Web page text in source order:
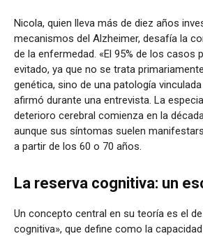
Nicola, quien lleva más de diez años
mecanismos del Alzheimer, desafía la
de la enfermedad. «El 95% de los casos
evitado, ya que no se trata
genética, sino de una patología
afirmó durante una entrevista. La
deterioro cerebral comienza en la
aunque sus síntomas suelen
a partir de los 60 o 70 años.
La reserva cognitiva: un
Un concepto central en su teoría es el
cognitiva», que define como la